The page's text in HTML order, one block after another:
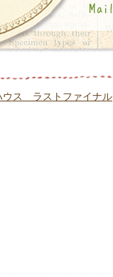
ウス ラストファイナル